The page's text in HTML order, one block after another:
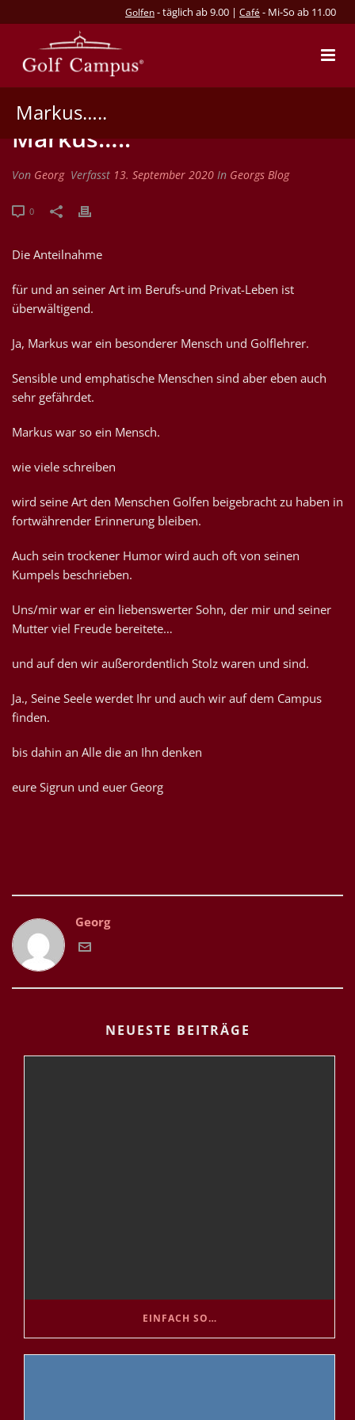
Golfen- täglich ab 9.00 | Café - Mi-So ab 11.00
Markus…..
Markus…..
Von Georg Verfasst 13. September 2020 In Georgs Blog
0
Die Anteilnahme
für und an seiner Art im Berufs-und Privat-Leben ist
überwältigend.
Ja, Markus war ein besonderer Mensch und Golflehrer.
Sensible und emphatische Menschen sind aber eben auch
sehr gefährdet.
Markus war so ein Mensch.
wie viele schreiben
wird seine Art den Menschen Golfen beigebracht zu haben in
fortwährender Erinnerung bleiben.
Auch sein trockener Humor wird auch oft von seinen
Kumpels beschrieben.
Uns/mir war er ein liebenswerter Sohn, der mir und seiner
Mutter viel Freude bereitete…
und auf den wir außerordentlich Stolz waren und sind.
Ja., Seine Seele werdet Ihr und auch wir auf dem Campus
finden.
bis dahin an Alle die an Ihn denken
eure Sigrun und euer Georg
Georg
NEUESTE BEITRÄGE
EINFACH SO…